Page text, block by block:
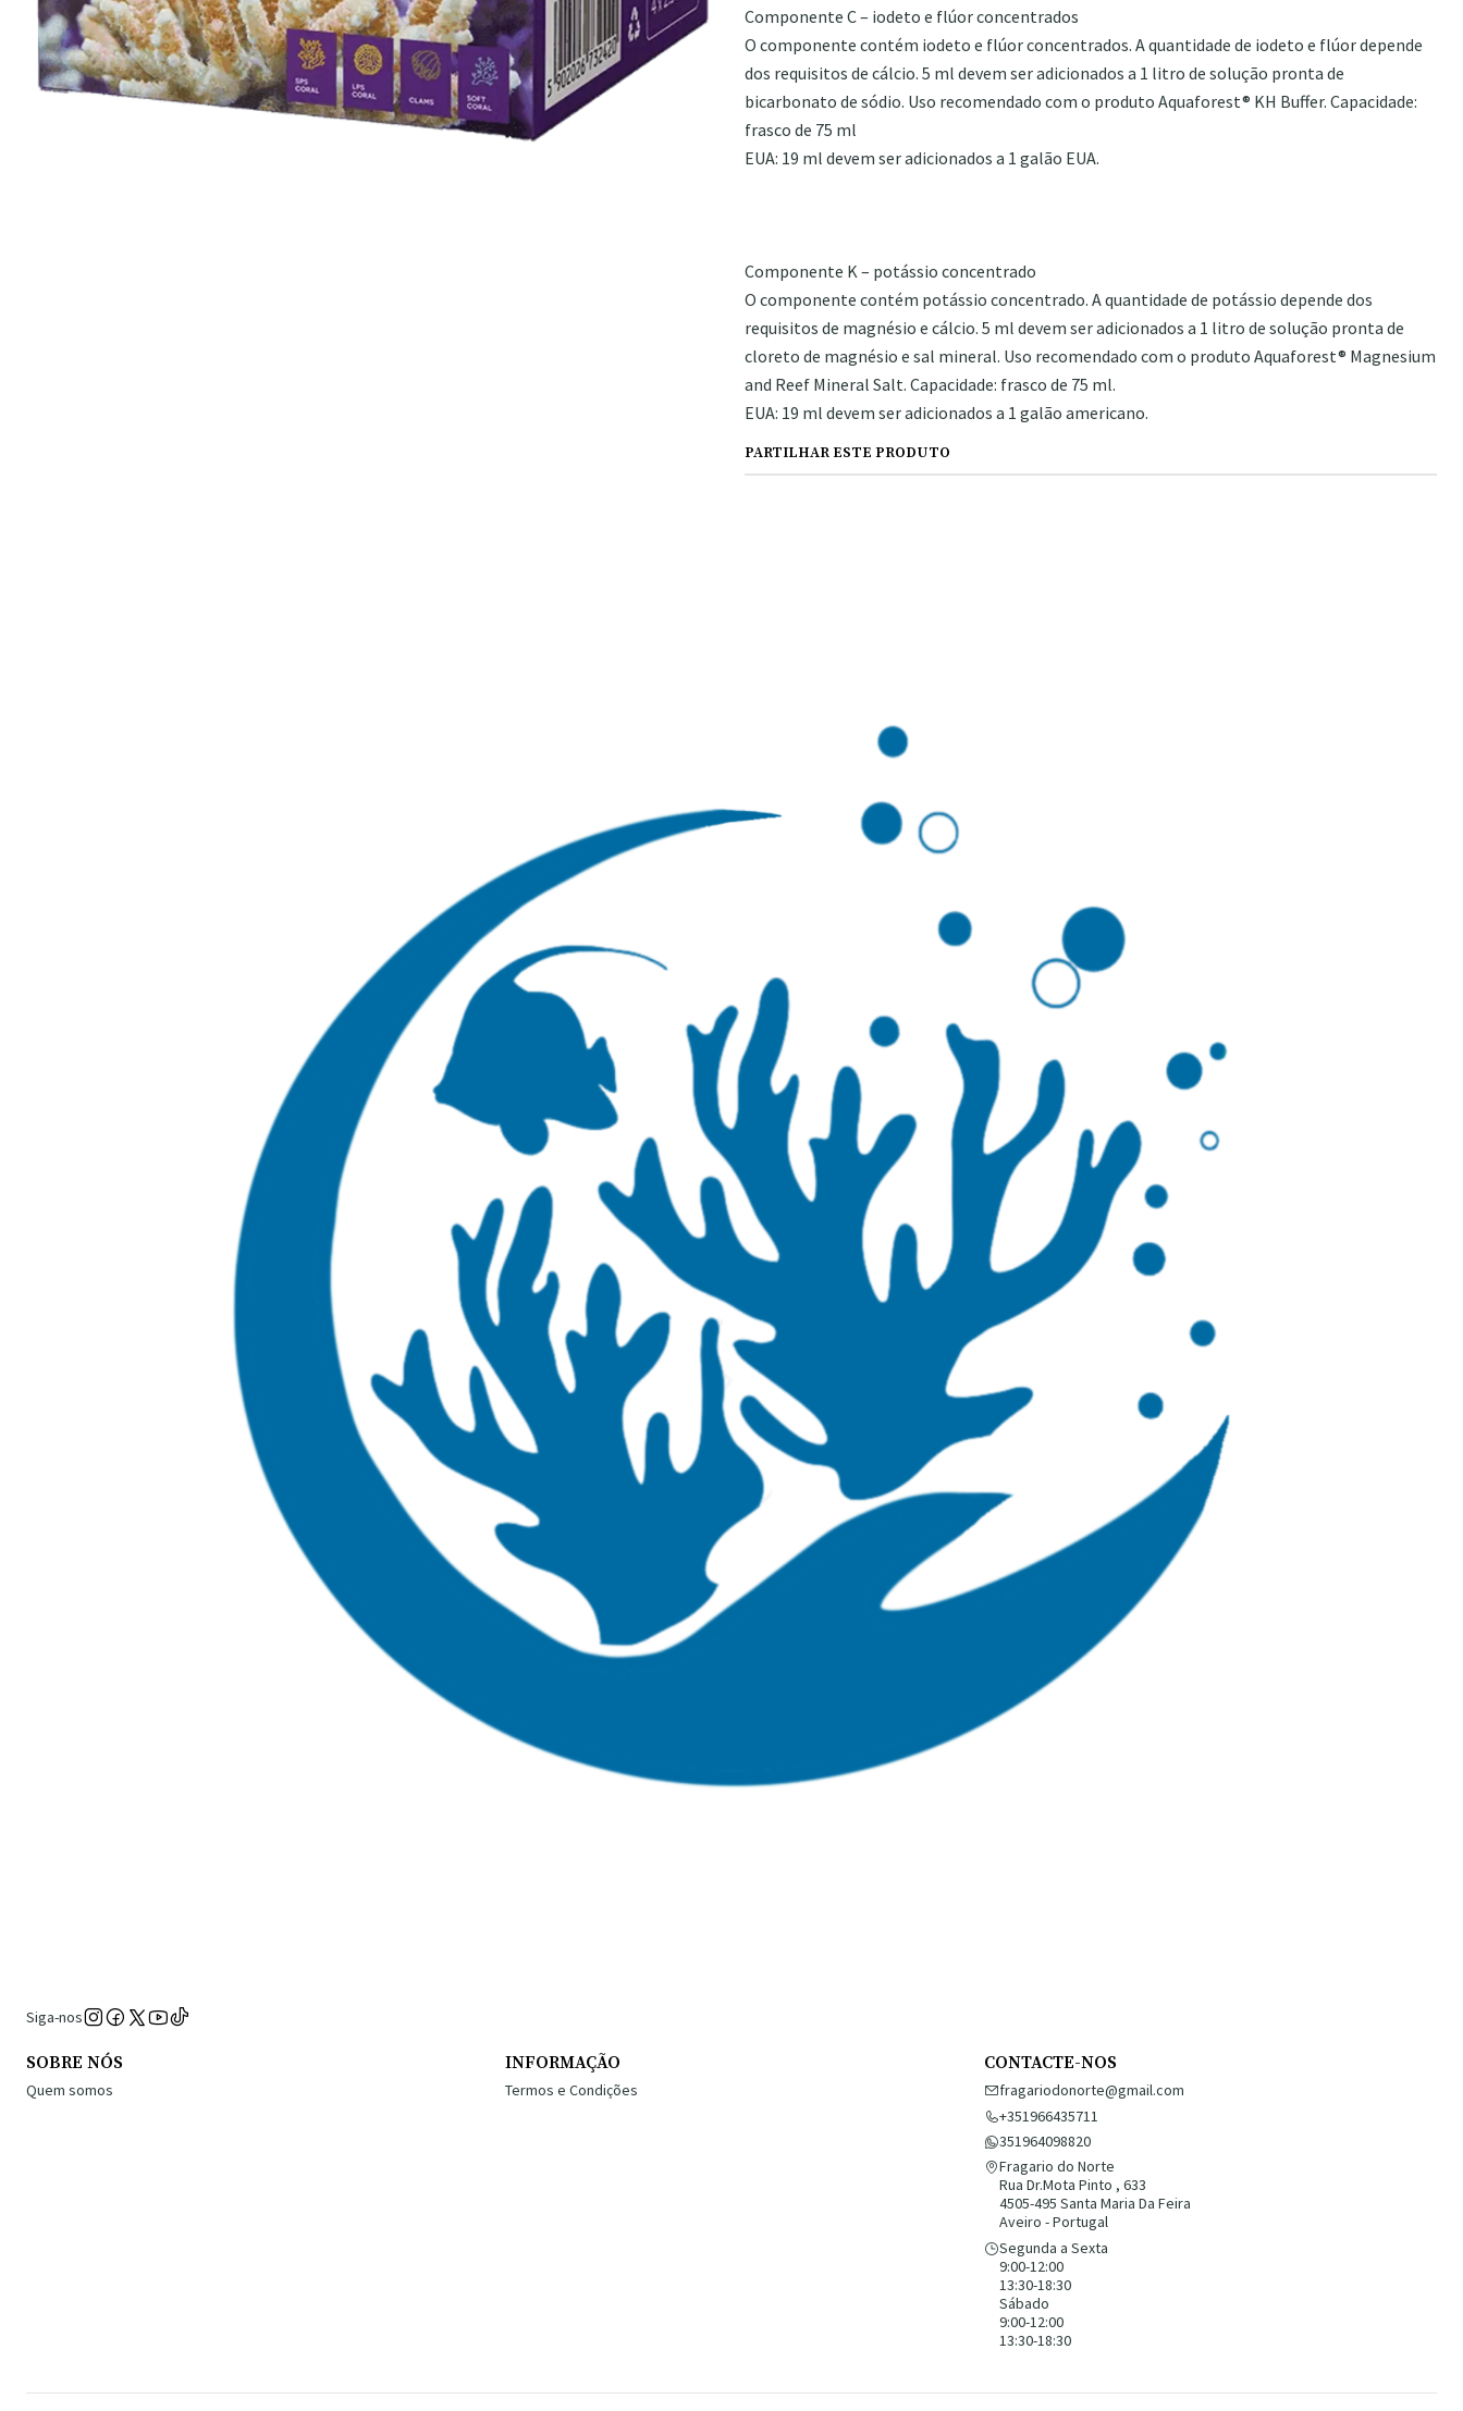
Componente C – iodeto e flúor concentrados
O componente contém iodeto e flúor concentrados. A quantidade de iodeto e flúor depende
dos requisitos de cálcio. 5 ml devem ser adicionados a 1 litro de solução pronta de
bicarbonato de sódio. Uso recomendado com o produto Aquaforest® KH Buffer. Capacidade:
frasco de 75 ml
EUA: 19 ml devem ser adicionados a 1 galão EUA.
Componente K – potássio concentrado
O componente contém potássio concentrado. A quantidade de potássio depende dos
requisitos de magnésio e cálcio. 5 ml devem ser adicionados a 1 litro de solução pronta de
cloreto de magnésio e sal mineral. Uso recomendado com o produto Aquaforest® Magnesium
and Reef Mineral Salt. Capacidade: frasco de 75 ml.
EUA: 19 ml devem ser adicionados a 1 galão americano.
PARTILHAR ESTE PRODUTO
Siga-nos
SOBRE NÓS
Quem somos
INFORMAÇÃO
Termos e Condições
CONTACTE-NOS
fragariodonorte@gmail.com
+351966435711
351964098820
Fragario do Norte
Rua Dr.Mota Pinto , 633
4505-495 Santa Maria Da Feira
Aveiro - Portugal
Segunda a Sexta
9:00-12:00
13:30-18:30
Sábado
9:00-12:00
13:30-18:30